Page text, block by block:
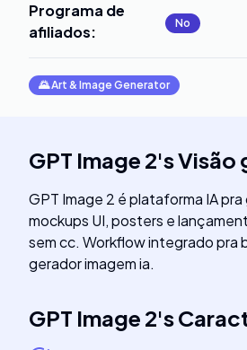
Programa de
afiliados: No
🌄Art & Image Generator
GPT Image 2'sVisão
GPT Image 2 é plataforma IA
mockups UI, posters e
sem cc. Workflow integrado pra
gerador imagem ia.
GPT Image 2's